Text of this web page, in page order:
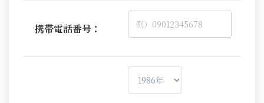
携帯電話番号：